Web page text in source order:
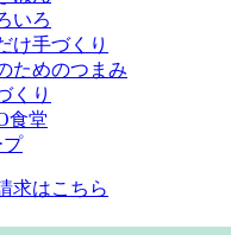
いろ
け手づくり
ためのつまみ
くり
食堂
プ